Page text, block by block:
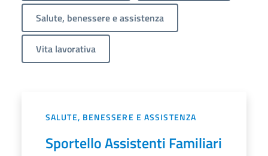
Salute, benessere e assistenza
Vita lavorativa
SALUTE, BENESSERE E ASSISTENZA
Sportello Assistenti Familiari